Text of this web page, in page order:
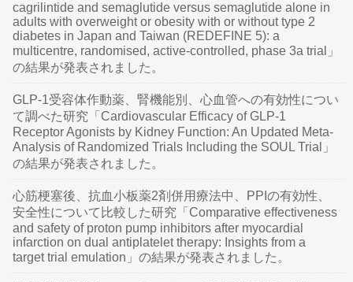
cagrilintide and semaglutide versus semaglutide alone in
adults with overweight or obesity with or without type 2
diabetes in Japan and Taiwan (REDEFINE 5): a
multicentre, randomised, active-controlled, phase 3a trial」
の結果が発表されました。
GLP-1受容体作動薬、腎機能別、心血管への有効性につい
て調べた研究「Cardiovascular Efficacy of GLP-1
Receptor Agonists by Kidney Function: An Updated Meta-
Analysis of Randomized Trials Including the SOUL Trial」
の結果が発表されました。
心筋梗塞後、抗血小板薬2剤併用療法中、PPIの有効性、
安全性について比較した研究「Comparative effectiveness
and safety of proton pump inhibitors after myocardial
infarction on dual antiplatelet therapy: Insights from a
target trial emulation」の結果が発表されました。